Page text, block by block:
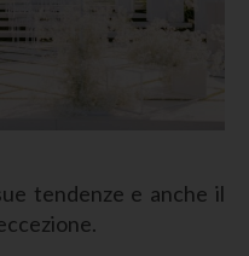
tendenze e anche il